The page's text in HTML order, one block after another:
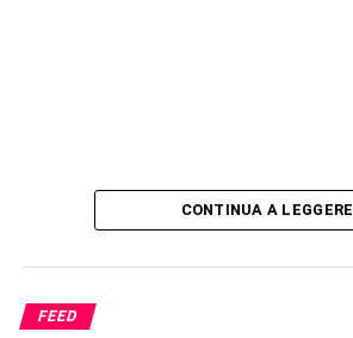
CONTINUA A LEGGERE
FEED